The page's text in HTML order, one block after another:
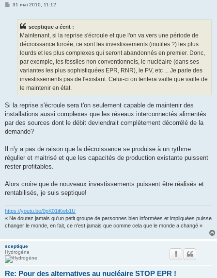
M31 mai 2010, 11:12
sceptique a écrit :
Maintenant, si la reprise s'écroule et que l'on va vers une période de
décroissance forcée, ce sont les investissements (inutiles ?) les plus
lourds et les plus complexes qui seront abandonnés en premier. Donc,
par exemple, les fossiles non conventionnels, le nucléaire (dans ses
variantes les plus sophistiquées EPR, RNR), le PV, etc ... Je parle des
investissements pas de l'existant. Celui-ci on tentera vaille que vaille de
le maintenir en état.
Si la reprise s'écroule sera t'on seulement capable de maintenir des
installations aussi complexes que les réseaux interconnectés alimentés
par des sources dont le débit deviendrait complètement décorrélé de la
demande?
Il n'y a pas de raison que la décroissance se produise à un rythme
régulier et maitrisé et que les capacités de production existante puissent
rester profitables.
Alors croire que de nouveaux investissements puissent être réalisés et
rentabilisés, je suis septique!
https://youtu.be/0pK01iKwb1U
« Ne doutez jamais qu'un petit groupe de personnes bien informées et impliquées puisse
changer le monde, en fait, ce n'est jamais que comme cela que le monde a changé »
sceptique
Hydrogène
Re: Pour des alternatives au nucléaire STOP EPR !